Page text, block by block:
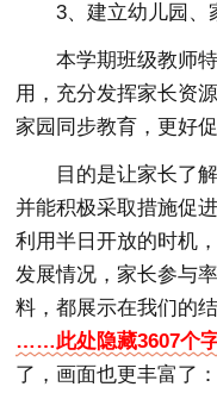
3、建立幼儿园、
本学期班级教师
用，充分发挥家长资
家园同步教育，更好
目的是让家长了
并能积极采取措施促
利用半日开放的时机
发展情况，家长参与
料，都展示在我们的
……此处隐藏3607个
了，画面也更丰富了